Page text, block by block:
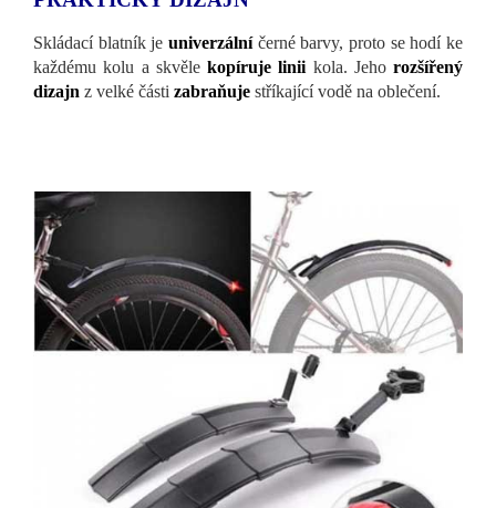
Skládací blatník je univerzální černé barvy, proto se hodí ke
každému kolu a skvěle kopíruje linii kola. Jeho rozšířený
dizajn z velké části zabraňuje stříkající vodě na oblečení.